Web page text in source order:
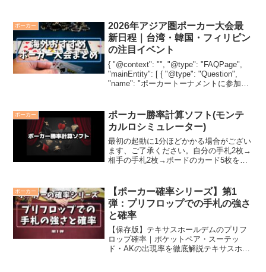
がっているの？」と思われたかもしれま
せんが、 めちゃくち...
ポーカー
2026年アジア圏ポーカー大会最
新日程｜台湾・韓国・フィリピン
の注目イベント
{ "@context": "", "@type": "FAQPage",
"mainEntity": [ { "@type": "Question",
"name": "ポーカートーナメントに参加す
ポーカー
ポーカー勝率計算ソフト(モンテ
カルロシミュレーター)
最初の起動に1分ほどかかる場合がござい
ます、ご了承ください。自分の手札2枚→
相手の手札2枚→ボードのカード5枚を順
計算を行えます。※モンテカルロ法(1000
回試行)を...
ポーカー
【ポーカー確率シリーズ】第1
弾：プリフロップでの手札の強さ
と確率
【保存版】テキサスホールデムのプリフ
ロップ確率｜ポケットペア・スーテッ
ド・AKの出現率を徹底解説テキサスホー